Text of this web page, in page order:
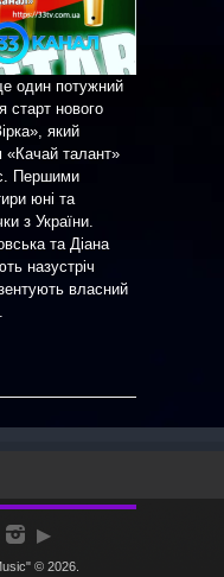
один потужний
старт нового
який
«Качай талант»
Першими
юні та
з України.
та Діана
назустріч
власний
© 2026.